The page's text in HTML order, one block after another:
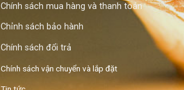
Chính sách mua hàng và thanh toán
Chỉnh sách bảo hành
Chính sách đổi trả
Chính sách vận chuyển và lắp đặt